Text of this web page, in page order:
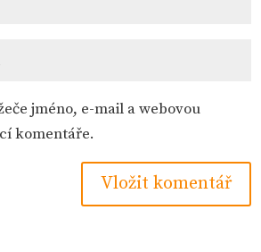
jméno, e-mail a webovou
komentáře.